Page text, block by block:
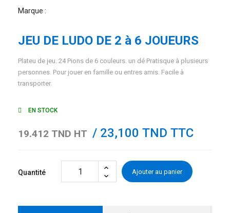
Marque :
JEU DE LUDO DE 2 à 6 JOUEURS
Plateu de jeu. 24 Pions de 6 couleurs. un dé Pratisque à plusieurs
personnes. Pour jouer en famille ou entres amis. Facile à
transporter.
EN STOCK
19.412 TND HT / 23,100 TND TTC
Quantité Ajouter au panier